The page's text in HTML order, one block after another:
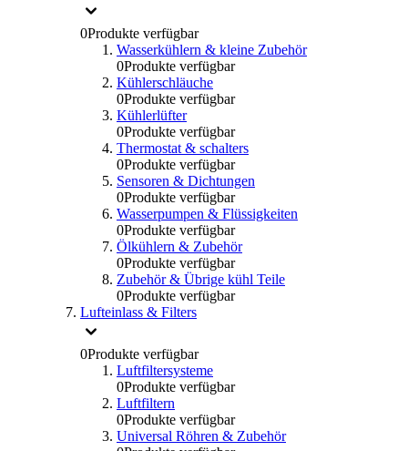
0Produkte verfügbar
Wasserkühlern & kleine Zubehör
0Produkte verfügbar
Kühlerschläuche
0Produkte verfügbar
Kühlerlüfter
0Produkte verfügbar
Thermostat & schalters
0Produkte verfügbar
Sensoren & Dichtungen
0Produkte verfügbar
Wasserpumpen & Flüssigkeiten
0Produkte verfügbar
Ölkühlern & Zubehör
0Produkte verfügbar
Zubehör & Übrige kühl Teile
0Produkte verfügbar
Lufteinlass & Filters
0Produkte verfügbar
Luftfiltersysteme
0Produkte verfügbar
Luftfiltern
0Produkte verfügbar
Universal Röhren & Zubehör